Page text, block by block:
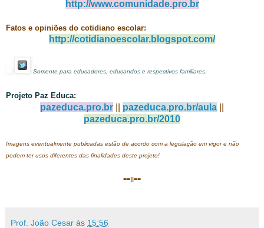
http://www.comunidade.pro.br
Fatos e opiniões do cotidiano escolar:
http://cotidianoescolar.blogspot.com/
Somente para educadores, educandos e respectivos familiares.
Projeto Paz Educa:
pazeduca.pro.br pazeduca.pro.br/aula
pazeduca.pro.br/2010
Imagens eventualmente publicadas estão de acordo com a legislação em vigor e não
podem ter usos diferentes das finalidades deste projeto!
==||==
Prof. João Cesar às 15:56